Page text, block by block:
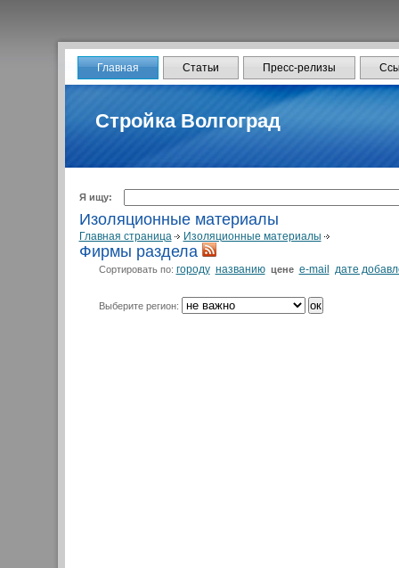
Главная Статьи Пресс-релизы
Стройка Волгоград
Я ищу:
Изоляционные материалы
Главная страница Изоляционные материалы
Фирмы раздела
Сортировать по: городу названию цене e-mail дате
Выберите регион: